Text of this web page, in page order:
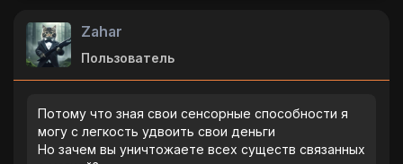
Zahar
Пользователь
Потому что зная свои сенсорные способности я
могу с легкость удвоить свои деньги
Но зачем вы уничтожаете всех существ связанных